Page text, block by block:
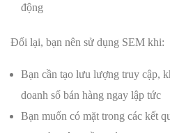
động
Đổi lại, bạn nên sử dụng SEM khi:
Bạn cần tạo lưu lượng truy cập,
doanh số bán hàng ngay lập tức
Bạn muốn có mặt trong các kết